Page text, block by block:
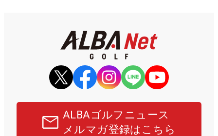
ALBAゴルフニュース
メルマガ登録はこちら